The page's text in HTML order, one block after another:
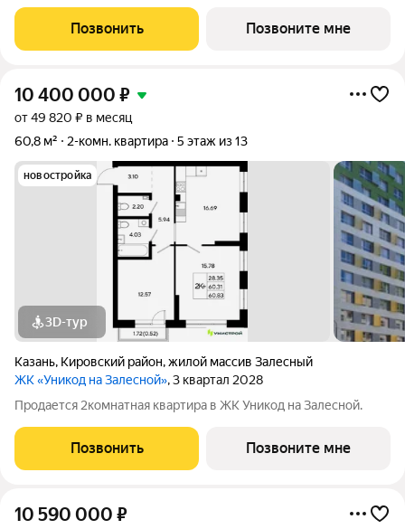
Позвонить Позвоните мне
10 400 000 ₽
от 49 820 ₽ в месяц
60,8 м²
2-комн. квартира 5 этаж из 13
новостройка
3D-тур
Казань, Кировский район,жилой массив Залесный
ЖК «Уникод на Залесной», 3 квартал 2028
Продается 2комнатная квартира в ЖК Уникод на Залесной.
Позвонить Позвоните мне
10 590 000 ₽